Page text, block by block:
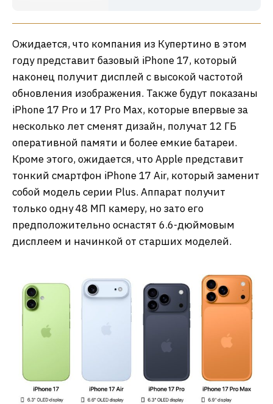
Ожидается, что компания из Купертино в этом
году представит базовый iPhone 17, который
наконец получит дисплей с высокой частотой
обновления изображения. Также будут показаны
iPhone 17 Pro и 17 Pro Max, которые впервые за
несколько лет сменят дизайн, получат 12 ГБ
оперативной памяти и более емкие батареи.
Кроме этого, ожидается, что Apple представит
тонкий смартфон iPhone 17 Air, который заменит
собой модель серии Plus. Аппарат получит
только одну 48 МП камеру, но зато его
предположительно оснастят 6.6-дюймовым
дисплеем и начинкой от старших моделей.